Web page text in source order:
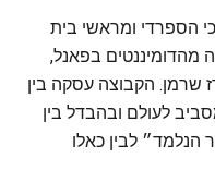
הספרדי ומראשי בית
מהדומיננטים בפאנל,
שרמן. הקבוצה עסקה בין
לעולם ובהבדל בין
הנלמד״ לבין כאלו